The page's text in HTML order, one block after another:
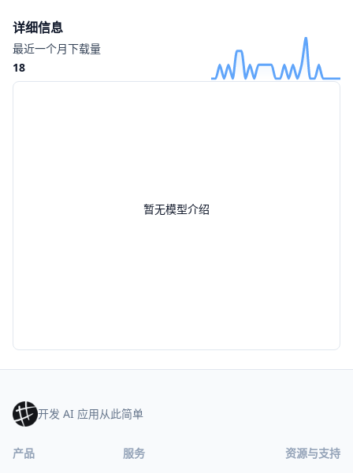
暂无模型介绍
详细信息
最近一个月下载量
18
开发 AI 应用从此简单
产品 服务 资源与支持